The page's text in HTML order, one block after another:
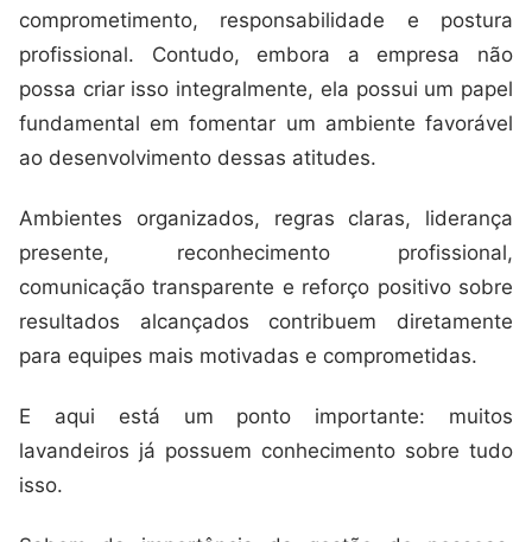
comprometimento, responsabilidade e postura
profissional. Contudo, embora a empresa não
possa criar isso integralmente, ela possui um papel
fundamental em fomentar um ambiente favorável
ao desenvolvimento dessas atitudes.
Ambientes organizados, regras claras, liderança
presente, reconhecimento profissional,
comunicação transparente e reforço positivo sobre
resultados alcançados contribuem diretamente
para equipes mais motivadas e comprometidas.
E aqui está um ponto importante: muitos
lavandeiros já possuem conhecimento sobre tudo
isso.